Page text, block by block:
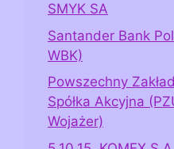
SMYK SA
Santander Bank
WBK)
Powszechny
Spółka Akcyjna
Wojażer)